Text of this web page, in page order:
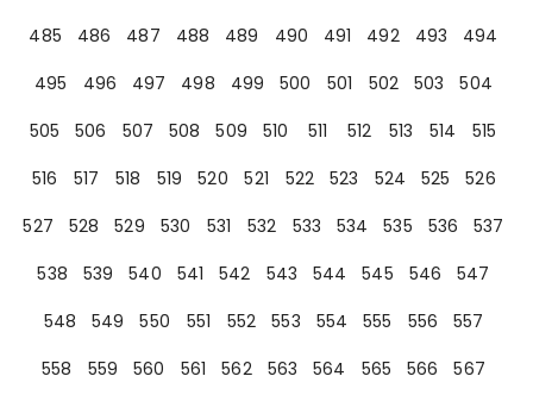
485
486 487 488 489 490 491 492 493
494
495
496 497 498 499 500 501 502 503
504
505
506 507 508 509 510 511 512 513 514
515
516
517 518 519 520 521 522 523 524 525
526
527
528 529 530 531 532 533 534 535 536
537
538
539 540 541 542 543 544 545 546
547
548
549 550 551 552 553 554 555 556
557
558
559 560 561 562 563 564 565 566
567